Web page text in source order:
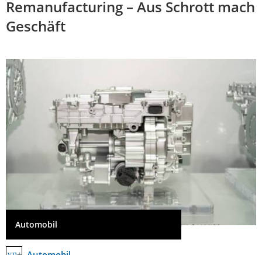
Remanufacturing – Aus Schrott mach
Geschäft
Automobil